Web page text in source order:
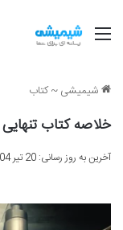
منو
شیمیشی~کتاب
خلاصه کتاب
آخرین به روز رسانی: 20 تیر 1404